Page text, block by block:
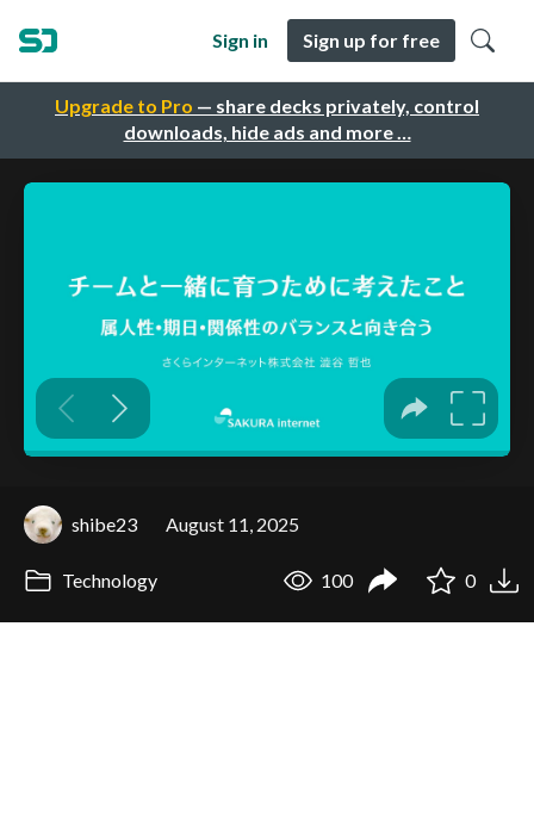
Upgrade to Pro — share decks privately, control
downloads, hide ads and more …
Sign in Sign up for free
shibe23 August 11, 2025
Technology 100 0